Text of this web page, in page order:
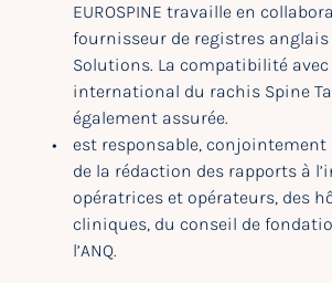
EUROSPINE travaille en
fournisseur de registres anglais
Solutions. La compatibilité avec
international du rachis Spine
également assurée.
est responsable, conjointement
de la rédaction des rapports à
opératrices et opérateurs, des
cliniques, du conseil de
l’ANQ.